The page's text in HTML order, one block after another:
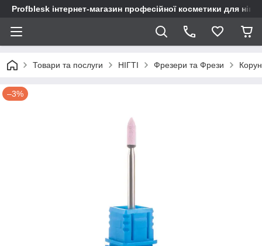
Profblesk інтернет-магазин професійної косметики для
Товари та послуги НІГТІ Фрезери та Фрези
–3%